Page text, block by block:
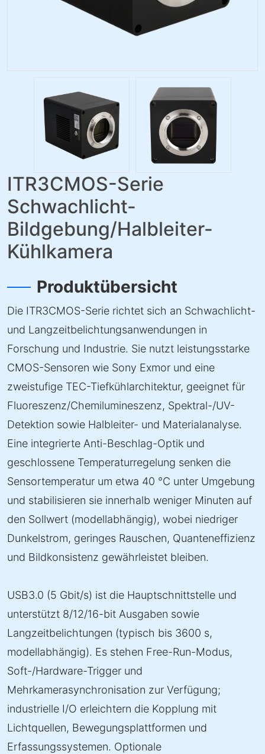
ITR3CMOS-Serie
Schwachlicht-
Bildgebung/Halbleiter-
Kühlkamera
Produktübersicht
Die ITR3CMOS-Serie richtet sich an Schwachlicht-
und Langzeitbelichtungsanwendungen in
Forschung und Industrie. Sie nutzt leistungsstarke
CMOS-Sensoren wie Sony Exmor und eine
zweistufige TEC-Tiefkühlarchitektur, geeignet für
Fluoreszenz/Chemilumineszenz, Spektral-/UV-
Detektion sowie Halbleiter- und Materialanalyse.
Eine integrierte Anti-Beschlag-Optik und
geschlossene Temperaturregelung senken die
Sensortemperatur um etwa 40 °C unter Umgebung
und stabilisieren sie innerhalb weniger Minuten auf
den Sollwert (modellabhängig), wobei niedriger
Dunkelstrom, geringes Rauschen, Quanteneffizienz
und Bildkonsistenz gewährleistet bleiben.
USB3.0 (5 Gbit/s) ist die Hauptschnittstelle und
unterstützt 8/12/16-bit Ausgaben sowie
Langzeitbelichtungen (typisch bis 3600 s,
modellabhängig). Es stehen Free-Run-Modus,
Soft-/Hardware-Trigger und
Mehrkamerasynchronisation zur Verfügung;
industrielle I/O erleichtern die Kopplung mit
Lichtquellen, Bewegungsplattformen und
Erfassungssystemen. Optionale